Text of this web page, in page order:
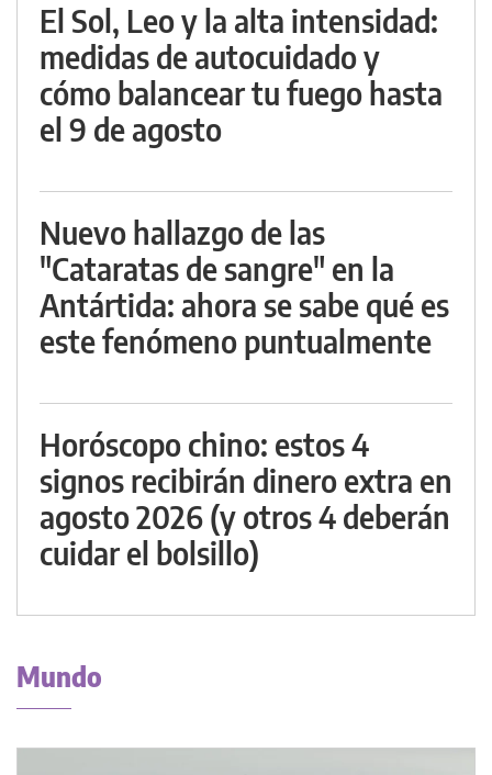
El Sol, Leo y la alta intensidad:
medidas de autocuidado y
cómo balancear tu fuego hasta
el 9 de agosto
Nuevo hallazgo de las
"Cataratas de sangre" en la
Antártida: ahora se sabe qué es
este fenómeno puntualmente
Horóscopo chino: estos 4
signos recibirán dinero extra en
agosto 2026 (y otros 4 deberán
cuidar el bolsillo)
Mundo